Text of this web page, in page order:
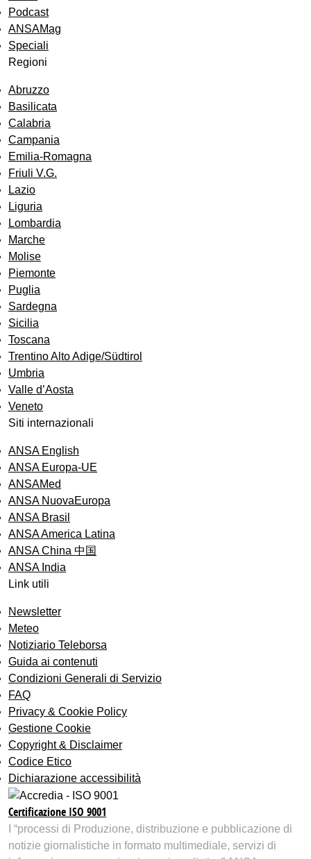
Podcast
ANSAMag
Speciali
Regioni
Abruzzo
Basilicata
Calabria
Campania
Emilia-Romagna
Friuli V.G.
Lazio
Liguria
Lombardia
Marche
Molise
Piemonte
Puglia
Sardegna
Sicilia
Toscana
Trentino Alto Adige/Südtirol
Umbria
Valle d’Aosta
Veneto
Siti internazionali
ANSA English
ANSA Europa-UE
ANSAMed
ANSA NuovaEuropa
ANSA Brasil
ANSA America Latina
ANSA China 中国
ANSA India
Link utili
Newsletter
Meteo
Notiziario Teleborsa
Guida ai contenuti
Condizioni Generali di Servizio
FAQ
Privacy & Cookie Policy
Gestione Cookie
Copyright & Disclaimer
Codice Etico
Dichiarazione accessibilità
Certificazione ISO 9001
I “processi di Produzione, distribuzione e pubblicazione di
notizie giornalistiche in formato multimediale, servizi di